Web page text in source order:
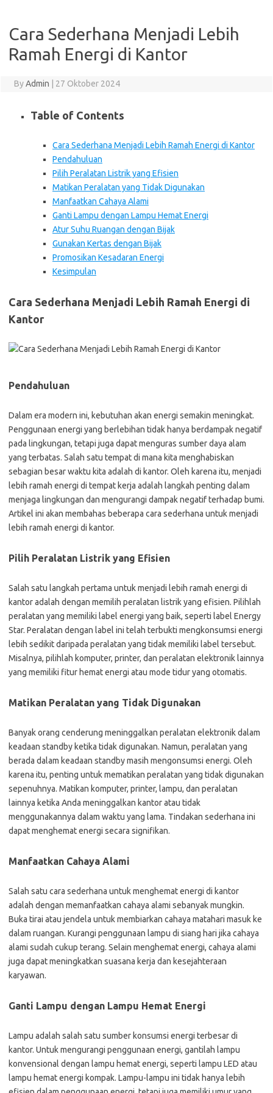
Cara Sederhana Menjadi Lebih
Ramah Energi di Kantor
ByAdmin 27 Oktober 2024
Table of Contents
Cara Sederhana Menjadi Lebih Ramah Energi di Kantor
Pendahuluan
Pilih Peralatan Listrik yang Efisien
Matikan Peralatan yang Tidak Digunakan
Manfaatkan Cahaya Alami
Ganti Lampu dengan Lampu Hemat Energi
Atur Suhu Ruangan dengan Bijak
Gunakan Kertas dengan Bijak
Promosikan Kesadaran Energi
Kesimpulan
Cara Sederhana Menjadi Lebih Ramah Energi di
Kantor
Pendahuluan
Dalam era modern ini, kebutuhan akan energi semakin meningkat.
Penggunaan energi yang berlebihan tidak hanya berdampak negatif
pada lingkungan, tetapi juga dapat menguras sumber daya alam
yang terbatas. Salah satu tempat di mana kita menghabiskan
sebagian besar waktu kita adalah di kantor. Oleh karena itu, menjadi
lebih ramah energi di tempat kerja adalah langkah penting dalam
menjaga lingkungan dan mengurangi dampak negatif terhadap bumi.
Artikel ini akan membahas beberapa cara sederhana untuk menjadi
lebih ramah energi di kantor.
Pilih Peralatan Listrik yang Efisien
Salah satu langkah pertama untuk menjadi lebih ramah energi di
kantor adalah dengan memilih peralatan listrik yang efisien. Pilihlah
peralatan yang memiliki label energi yang baik, seperti label Energy
Star. Peralatan dengan label ini telah terbukti mengkonsumsi energi
lebih sedikit daripada peralatan yang tidak memiliki label tersebut.
Misalnya, pilihlah komputer, printer, dan peralatan elektronik lainnya
yang memiliki fitur hemat energi atau mode tidur yang otomatis.
Matikan Peralatan yang Tidak Digunakan
Banyak orang cenderung meninggalkan peralatan elektronik dalam
keadaan standby ketika tidak digunakan. Namun, peralatan yang
berada dalam keadaan standby masih mengonsumsi energi. Oleh
karena itu, penting untuk mematikan peralatan yang tidak digunakan
sepenuhnya. Matikan komputer, printer, lampu, dan peralatan
lainnya ketika Anda meninggalkan kantor atau tidak
menggunakannya dalam waktu yang lama. Tindakan sederhana ini
dapat menghemat energi secara signifikan.
Manfaatkan Cahaya Alami
Salah satu cara sederhana untuk menghemat energi di kantor
adalah dengan memanfaatkan cahaya alami sebanyak mungkin.
Buka tirai atau jendela untuk membiarkan cahaya matahari masuk ke
dalam ruangan. Kurangi penggunaan lampu di siang hari jika cahaya
alami sudah cukup terang. Selain menghemat energi, cahaya alami
juga dapat meningkatkan suasana kerja dan kesejahteraan
karyawan.
Ganti Lampu dengan Lampu Hemat Energi
Lampu adalah salah satu sumber konsumsi energi terbesar di
kantor. Untuk mengurangi penggunaan energi, gantilah lampu
konvensional dengan lampu hemat energi, seperti lampu LED atau
lampu hemat energi kompak. Lampu-lampu ini tidak hanya lebih